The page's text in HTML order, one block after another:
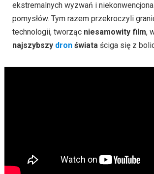
ekstremalnych wyzwań i
pomysłów. Tym razem przekroczyli
technologii, tworząc niesamowity film,
najszybszy dron świata ściga się z